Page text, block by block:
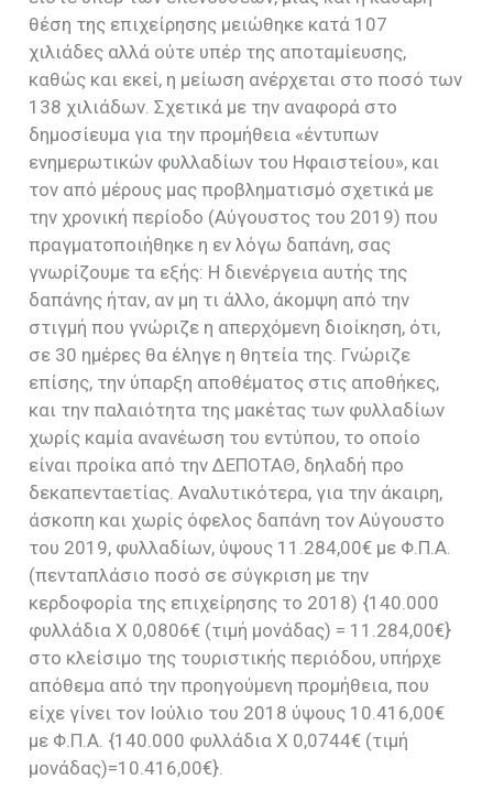
θέση της επιχείρησης μειώθηκε κατά 107
χιλιάδες αλλά ούτε υπέρ της αποταμίευσης,
καθώς και εκεί, η μείωση ανέρχεται στο ποσό των
138 χιλιάδων. Σχετικά με την αναφορά στο
δημοσίευμα για την προμήθεια «έντυπων
ενημερωτικών φυλλαδίων του Ηφαιστείου», και
τον από μέρους μας προβληματισμό σχετικά με
την χρονική περίοδο (Αύγουστος του 2019) που
πραγματοποιήθηκε η εν λόγω δαπάνη, σας
γνωρίζουμε τα εξής: Η διενέργεια αυτής της
δαπάνης ήταν, αν μη τι άλλο, άκομψη από την
στιγμή που γνώριζε η απερχόμενη διοίκηση, ότι,
σε 30 ημέρες θα έληγε η θητεία της. Γνώριζε
επίσης, την ύπαρξη αποθέματος στις αποθήκες,
και την παλαιότητα της μακέτας των φυλλαδίων
χωρίς καμία ανανέωση του εντύπου, το οποίο
είναι προίκα από την ΔΕΠΟΤΑΘ, δηλαδή προ
δεκαπενταετίας. Αναλυτικότερα, για την άκαιρη,
άσκοπη και χωρίς όφελος δαπάνη τον Αύγουστο
του 2019, φυλλαδίων, ύψους 11.284,00€ με Φ.Π.Α.
(πενταπλάσιο ποσό σε σύγκριση με την
κερδοφορία της επιχείρησης το 2018) {140.000
φυλλάδια Χ 0,0806€ (τιμή μονάδας) = 11.284,00€}
στο κλείσιμο της τουριστικής περιόδου, υπήρχε
απόθεμα από την προηγούμενη προμήθεια, που
είχε γίνει τον Ιούλιο του 2018 ύψους 10.416,00€
με Φ.Π.Α. {140.000 φυλλάδια Χ 0,0744€ (τιμή
μονάδας)=10.416,00€}.